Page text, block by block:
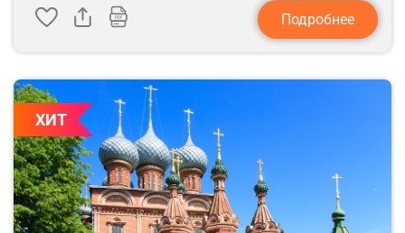
Подробнее
ХИТ